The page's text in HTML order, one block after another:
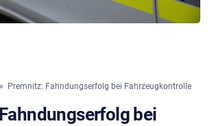
» Premnitz: Fahndungserfolg bei Fahrzeugkontrolle
bei